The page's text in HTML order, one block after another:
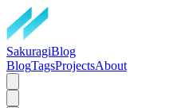
SakuragiBlog
BlogTagsProjectsAbout